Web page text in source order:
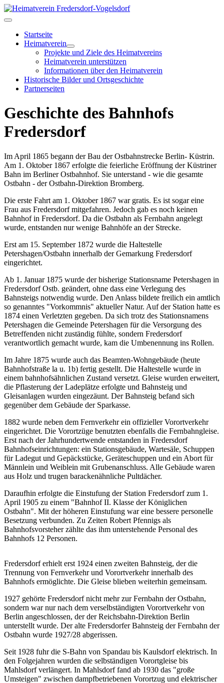
Startseite
Heimatverein
Projekte und Ziele des Heimatvereins
Heimatverein unterstützen
Informationen über den Heimatverein
Historische Bilder und Ortsgeschichte
Partnerseiten
Geschichte des Bahnhofs
Fredersdorf
Im April 1865 begann der Bau der Ostbahnstrecke Berlin- Küstrin.
Am 1. Oktober 1867 erfolgte die feierliche Eröffnung der Küstriner
Bahn im Berliner Ostbahnhof. Sie unterstand - wie die gesamte
Ostbahn - der Ostbahn-Direktion Bromberg.
Die erste Fahrt am 1. Oktober 1867 war gratis. Es ist sogar eine
Frau aus Fredersdorf mitgefahren. Jedoch gab es noch keinen
Bahnhof in Fredersdorf. Da die Ostbahn als Fernbahn angelegt
wurde, entstanden nur wenige Bahnhöfe an der Strecke.
Erst am 15. September 1872 wurde die Haltestelle
Petershagen/Ostbahn innerhalb der Gemarkung Fredersdorf
eingerichtet.
Ab 1. Januar 1875 wurde der bisherige Stationsname Petershagen in
Fredersdorf Ostb. geändert, ohne dass eine Verlegung des
Bahnsteigs notwendig wurde. Den Anlass bildete freilich ein amtlich
so genanntes "Vorkommnis" aktueller Natur. Auf der Station hatte es
1874 einen Verletzten gegeben. Da sich trotz des Stationsnamens
Petershagen die Gemeinde Petershagen für die Versorgung des
Betreffenden nicht zuständig fühlte, sondern Fredersdorf
verantwortlich gemacht wurde, kam die Umbenennung ins Rollen.
Im Jahre 1875 wurde auch das Beamten-Wohngebäude (heute
Bahnhofstraße la u. 1b) fertig gestellt. Die Haltestelle wurde in
einem bahnhofsähnlichen Zustand versetzt. Gleise wurden erweitert,
die Pflasterung der Ladeplätze erfolgte und Bahnsteig und
Gleisanlagen wurden eingezäunt. Der Bahnsteig befand sich
gegenüber dem Gebäude der Sparkasse.
1882 wurde neben dem Fernverkehr ein offizieller Vorortverkehr
eingerichtet. Die Vorortzüge benutzten ebenfalls die Fernbahngleise.
Erst nach der Jahrhundertwende entstanden in Fredersdorf
Bahnhofseinrichtungen: ein Stationsgebäude, Wartesäle, Schuppen
für Ladegut und Gepäckstücke, Geräteschuppen und ein Abort für
Männlein und Weiblein mit Grubenanschluss. Alle Gebäude waren
aus Holz und trugen barackenähnliche Pultdächer.
Daraufhin erfolgte die Einstufung der Station Fredersdorf zum 1.
April 1905 zu einem "Bahnhof II. Klasse der Königlichen
Ostbahn". Mit der höheren Einstufung war eine bessere personelle
Besetzung verbunden. Zu Zeiten Robert Pfennigs als
Bahnhofsvorsteher zählte das ihm unterstehende Personal des
Bahnhofs 12 Personen.
Fredersdorf erhielt erst 1924 einen zweiten Bahnsteig, der die
Trennung von Fernverkehr und Vorortverkehr innerhalb des
Bahnhofs ermöglichte. Die Gleise blieben weiterhin gemeinsam.
1927 gehörte Fredersdorf nicht mehr zur Fernbahn der Ostbahn,
sondern war nur nach dem verselbständigten Vorortverkehr von
Berlin angeschlossen, der der Reichsbahn-Direktion Berlin
unterstellt wurde. Der alte Fredersdorfer Bahnsteig der Fernbahn der
Ostbahn wurde 1927/28 abgerissen.
Seit 1928 fuhr die S-Bahn von Spandau bis Kaulsdorf elektrisch. In
den Folgejahren wurden die selbständigen Vorortgleise bis
Mahlsdorf verlängert. In Mahlsdorf fand ab 1930 das "große
Umsteigen" zwischen dampfbetriebenen Vorortzug und elektrischer